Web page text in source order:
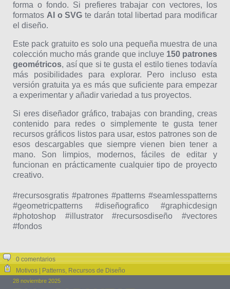
forma o fondo. Si prefieres trabajar con vectores, los
formatos AI o SVG te darán total libertad para modificar
el diseño.
Este pack gratuito es solo una pequeña muestra de una
colección mucho más grande que incluye 150 patrones
geométricos, así que si te gusta el estilo tienes todavía
más posibilidades para explorar. Pero incluso esta
versión gratuita ya es más que suficiente para empezar
a experimentar y añadir variedad a tus proyectos.
Si eres diseñador gráfico, trabajas con branding, creas
contenido para redes o simplemente te gusta tener
recursos gráficos listos para usar, estos patrones son de
esos descargables que siempre vienen bien tener a
mano. Son limpios, modernos, fáciles de editar y
funcionan en prácticamente cualquier tipo de proyecto
creativo.
#recursosgratis #patrones #patterns #seamlesspatterns
#geometricpatterns #diseñografico #graphicdesign
#photoshop #illustrator #recursosdiseño #vectores
#fondos
0 comentarios
Motivos | Patterns, Recursos de Diseño
28 noviembre 2025